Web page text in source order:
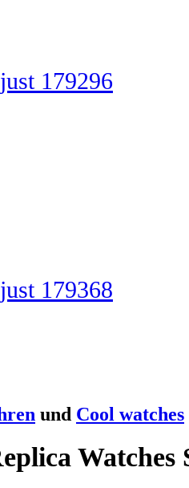
179296
179368
und Cool watches
Watches